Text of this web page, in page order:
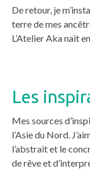
De retour, je
terre de mes
L’Atelier Aka nait
Les
Mes sources
l’Asie du Nord.
l’abstrait et le
de rêve et